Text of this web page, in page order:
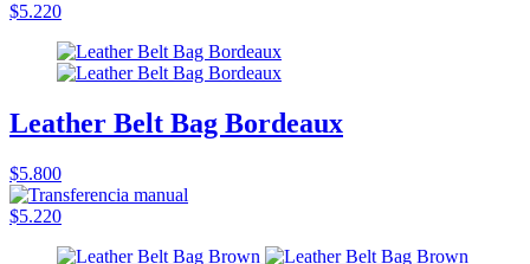
$5.220
Leather Belt Bag Bordeaux
$5.800
$5.220